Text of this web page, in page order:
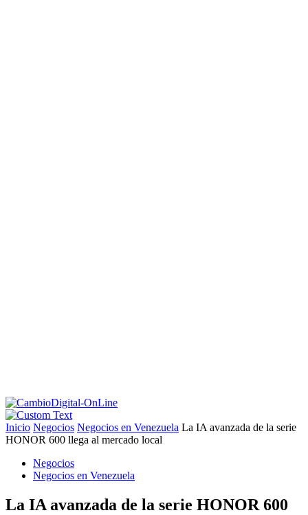
Inicio Negocios Negocios en Venezuela La IA avanzada de la serie
HONOR 600 llega al mercado local
Negocios
Negocios en Venezuela
La IA avanzada de la serie HONOR 600